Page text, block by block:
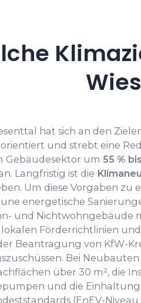
hat sich an den
orientiert und strebt eine
Gebäudesektor um 55 %
Langfristig ist die
Um diese Vorgaben zu
energetische
und Nichtwohngebäude
lokalen Förderrichtlinien
Beantragung von KfW-
Bei
über 30 m², die
und die
(EnEV-Niveau